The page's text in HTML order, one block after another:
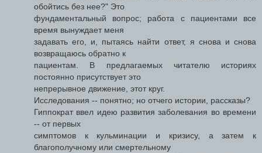
обойтись без нее?" Это
фундаментальный вопрос; работа с пациентами все
время вынуждает меня
задавать его, и, пытаясь найти ответ, я снова и снова
возвращаюсь обратно к
пациентам. В предлагаемых читателю историях
постоянно присутствует это
непрерывное движение, этот круг.
Исследования -- понятно; но отчего истории, рассказы?
Гиппократ ввел идею развития заболевания во времени
-- от первых
симптомов к кульминации и кризису, а затем к
благополучному или смертельному